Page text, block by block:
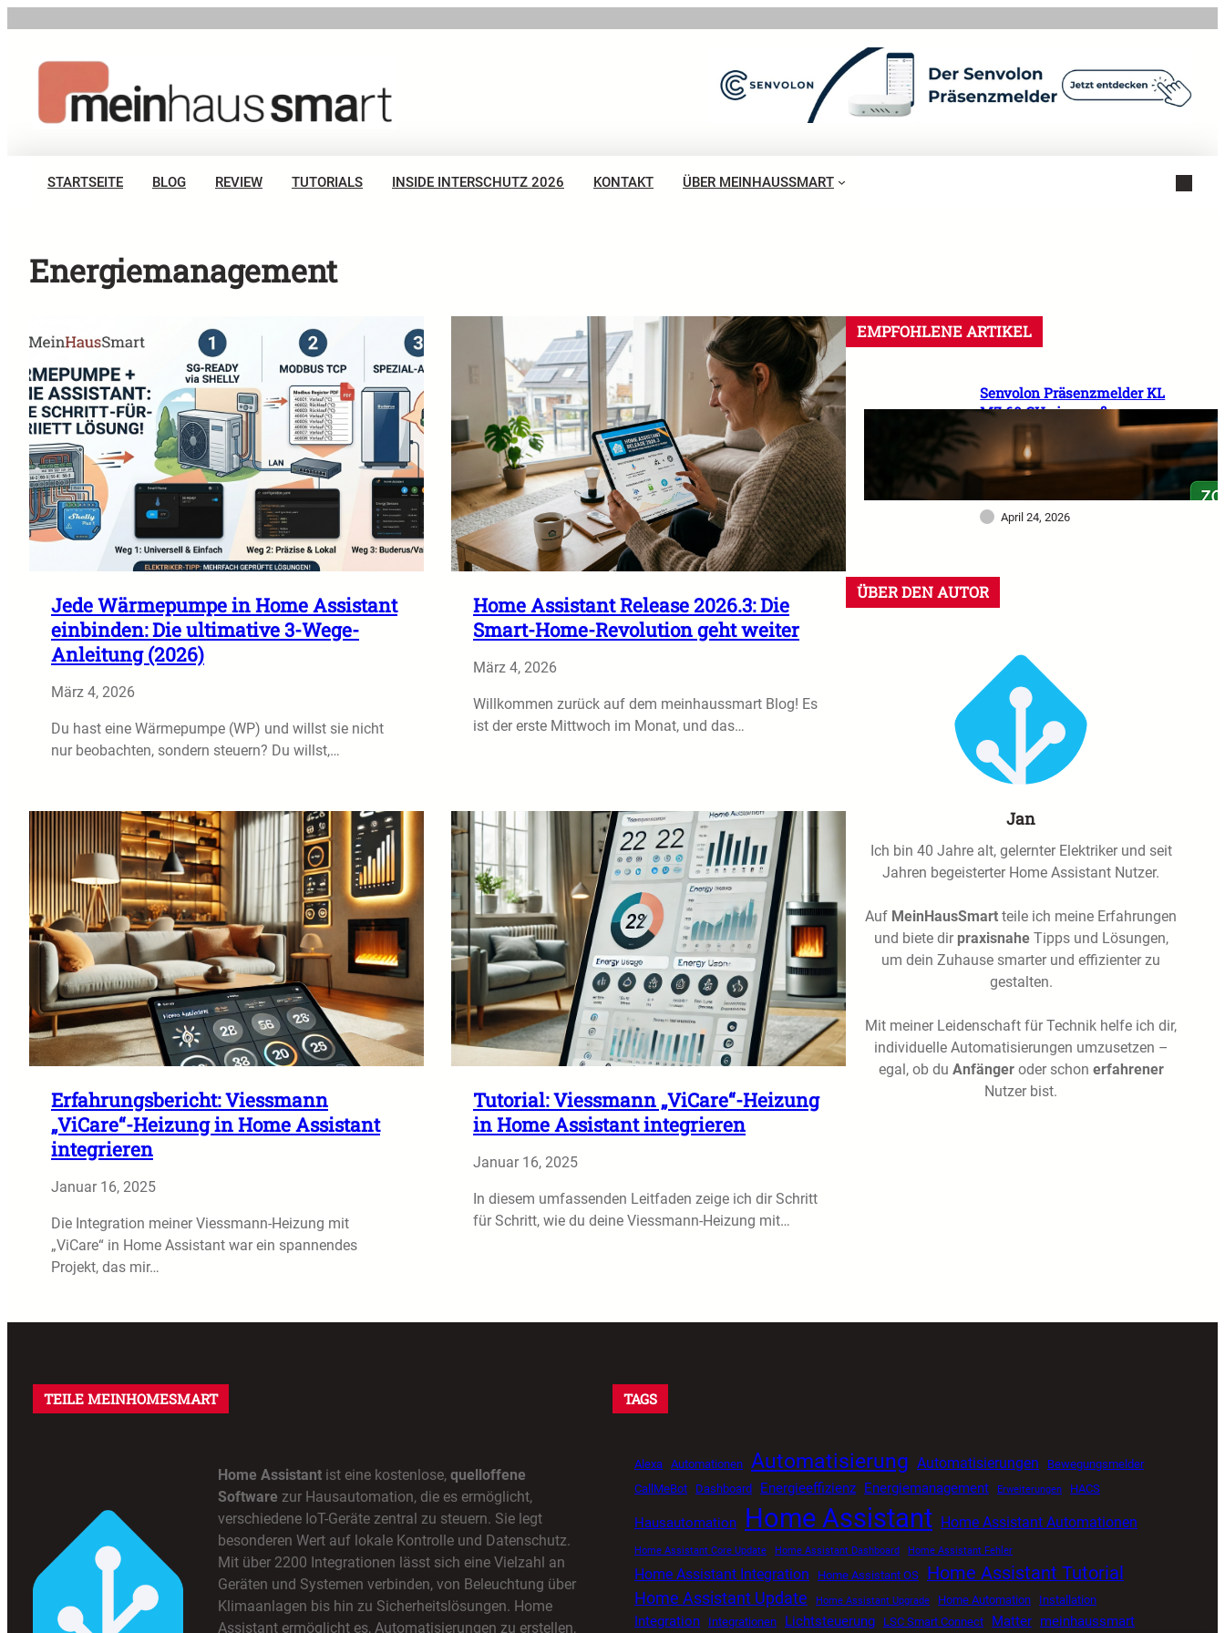
springen
STARTSEITE BLOG REVIEW TUTORIALS INSIDE INTERSCHUTZ 2026 KONTAKT ÜBER MEINHAUSSMART
Energiemanagement
Jede Wärmepumpe in Home Assistant
einbinden: Die ultimative 3-Wege-
Anleitung (2026)
März 4, 2026
Du hast eine Wärmepumpe (WP) und willst sie nicht
nur beobachten, sondern steuern? Du willst,…
Home Assistant Release 2026.3: Die
Smart-Home-Revolution geht weiter
März 4, 2026
Willkommen zurück auf dem meinhaussmart Blog! Es
ist der erste Mittwoch im Monat, und das…
Erfahrungsbericht: Viessmann
„ViCare“-Heizung in Home Assistant
integrieren
Januar 16, 2025
Die Integration meiner Viessmann-Heizung mit
„ViCare“ in Home Assistant war ein spannendes
Projekt, das mir…
Tutorial: Viessmann „ViCare“-Heizung
in Home Assistant integrieren
Januar 16, 2025
In diesem umfassenden Leitfaden zeige ich dir Schritt
für Schritt, wie du deine Viessmann-Heizung mit…
EMPFOHLENE ARTIKEL
Senvolon Präsenzmelder KL
MZ 60 GHz im großen
Praxistest: Warum dieser
Sensor mein Smart Home
deutlich intelligenter
April 24, 2026
ÜBER DEN AUTOR
Jan
Ich bin 40 Jahre alt, gelernter Elektriker und seit
Jahren begeisterter Home Assistant Nutzer.
Auf MeinHausSmart teile ich meine Erfahrungen
und biete dir praxisnaheTipps und Lösungen,
um dein Zuhause smarter und effizienter zu
gestalten.
Mit meiner Leidenschaft für Technik helfe ich dir,
individuelle Automatisierungen umzusetzen –
egal, ob du Anfängeroder schon erfahrener
Nutzer bist.
TEILE MEINHOMESMART
Home Assistant ist eine kostenlose, quelloffene
Software zur Hausautomation, die es ermöglicht,
verschiedene IoT-Geräte zentral zu steuern. Sie legt
besonderen Wert auf lokale Kontrolle und Datenschutz.
Mit über 2200 Integrationen lässt sich eine Vielzahl an
Geräten und Systemen verbinden, von Beleuchtung über
Klimaanlagen bis hin zu Sicherheitslösungen. Home
Assistant ermöglicht es, Automatisierungen zu erstellen,
TAGS
Alexa Automationen Automatisierung Automatisierungen
Bewegungsmelder
CallMeBot
Dashboard Energieeffizienz Energiemanagement Erweiterungen HACS
Hausautomation Home Assistant Home Assistant Automationen
Home Assistant Core Update Home Assistant Dashboard Home Assistant Fehler
Home Assistant Integration Home Assistant OS Home Assistant Tutorial
Home Assistant Update Home Assistant Upgrade Home Automation Installation
Integration Integrationen Lichtsteuerung LSC Smart Connect Matter meinhaussmart